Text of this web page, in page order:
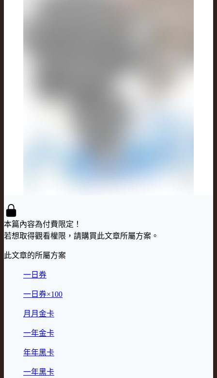
本篇內容為付費限定！
若想取得觀看權限，請購買此文章所屬方案。
此文章的所屬方案
一日券
一日券×100
月月金卡
一年金卡
年年黑卡
一年黑卡